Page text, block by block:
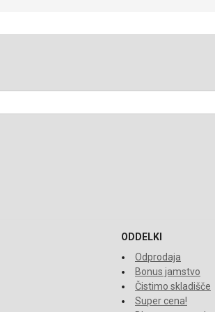
ODDELKI
Odprodaja
Bonus jamstvo
Čistimo skladišče
Super cena!